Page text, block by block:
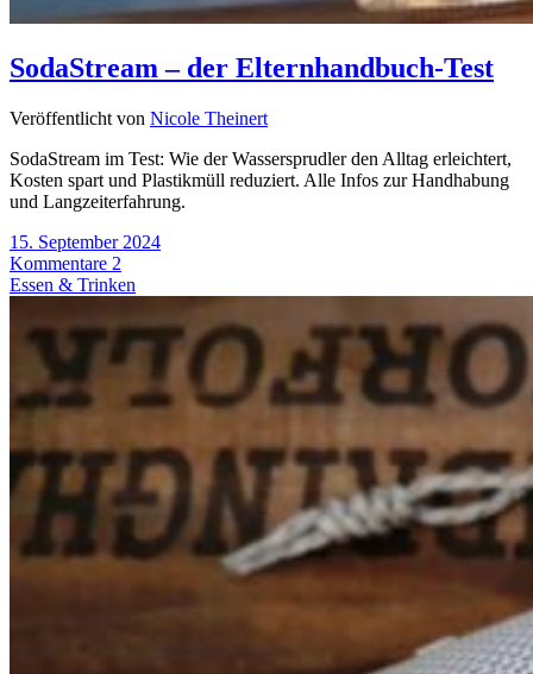
SodaStream – der Elternhandbuch-Test
Veröffentlicht von Nicole Theinert
SodaStream im Test: Wie der Wassersprudler den Alltag erleichtert,
Kosten spart und Plastikmüll reduziert. Alle Infos zur Handhabung
und Langzeiterfahrung.
15. September 2024
Kommentare 2
Essen & Trinken